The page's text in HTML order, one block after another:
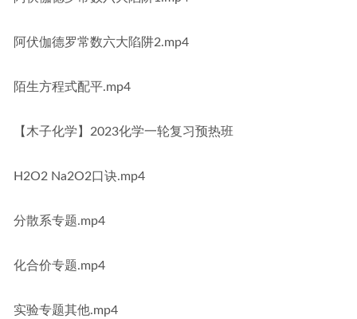
阿伏伽德罗常数六大陷阱2.mp4
陌生方程式配平.mp4
【木子化学】2023化学一轮复习预热班
H2O2 Na2O2口诀.mp4
分散系专题.mp4
化合价专题.mp4
实验专题其他.mp4